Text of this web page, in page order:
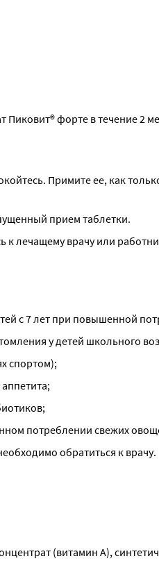
форте в течение 2
Примите ее, как
прием таблетки.
лечащему врачу или
с 7 лет при повышенной
у детей школьного
спортом);
потреблении свежих
обратиться к врачу.
(витамин А),